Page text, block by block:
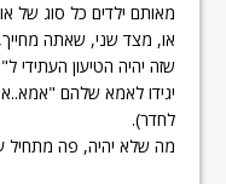
מאותם ילדים כל סוג של
או, מצד שני, שאתה
שזה יהיה הטיעון העתידי
יגידו לאמא שלהם
לחדר).
מה שלא יהיה, פה מתחיל